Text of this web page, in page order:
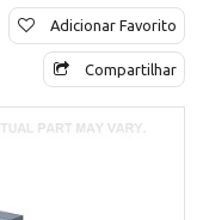
Adicionar Favorito
Compartilhar